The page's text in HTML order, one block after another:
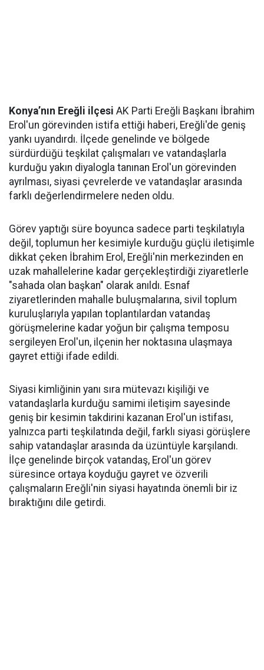
Konya’nın Ereğli ilçesi AK Parti Ereğli Başkanı İbrahim
Erol'un görevinden istifa ettiği haberi, Ereğli'de geniş
yankı uyandırdı. İlçede genelinde ve bölgede
sürdürdüğü teşkilat çalışmaları ve vatandaşlarla
kurduğu yakın diyalogla tanınan Erol'un görevinden
ayrılması, siyasi çevrelerde ve vatandaşlar arasında
farklı değerlendirmelere neden oldu.
Görev yaptığı süre boyunca sadece parti teşkilatıyla
değil, toplumun her kesimiyle kurduğu güçlü iletişimle
dikkat çeken İbrahim Erol, Ereğli'nin merkezinden en
uzak mahallelerine kadar gerçekleştirdiği ziyaretlerle
"sahada olan başkan" olarak anıldı. Esnaf
ziyaretlerinden mahalle buluşmalarına, sivil toplum
kuruluşlarıyla yapılan toplantılardan vatandaş
görüşmelerine kadar yoğun bir çalışma temposu
sergileyen Erol'un, ilçenin her noktasına ulaşmaya
gayret ettiği ifade edildi.
Siyasi kimliğinin yanı sıra mütevazı kişiliği ve
vatandaşlarla kurduğu samimi iletişim sayesinde
geniş bir kesimin takdirini kazanan Erol'un istifası,
yalnızca parti teşkilatında değil, farklı siyasi görüşlere
sahip vatandaşlar arasında da üzüntüyle karşılandı.
İlçe genelinde birçok vatandaş, Erol'un görev
süresince ortaya koyduğu gayret ve özverili
çalışmaların Ereğli'nin siyasi hayatında önemli bir iz
bıraktığını dile getirdi.